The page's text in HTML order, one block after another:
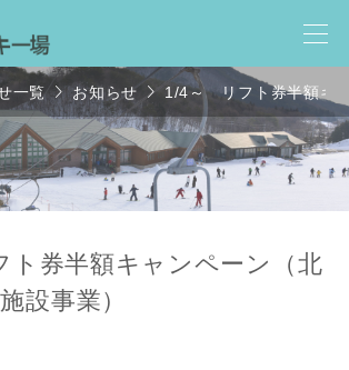
一覧お知らせ1/4～ リフト券半額キ
券半額キャンペーン（北
設事業）